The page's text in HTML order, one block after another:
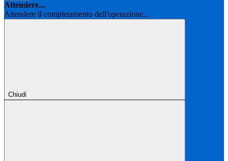
Attendere...
Attendere il completamento dell'operazione...
Chiudi